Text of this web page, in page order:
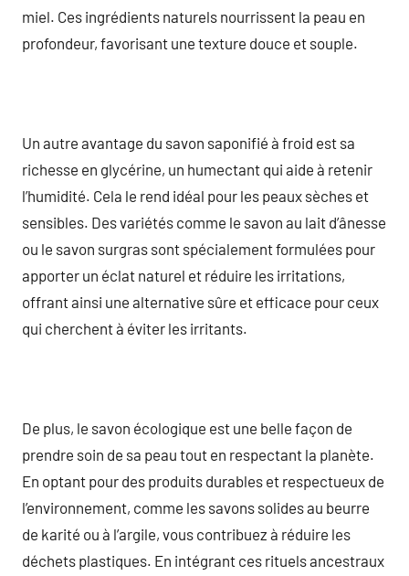
miel. Ces ingrédients naturels nourrissent la peau en
profondeur, favorisant une texture douce et souple.
Un autre avantage du savon saponifié à froid est sa
richesse en glycérine, un humectant qui aide à retenir
l’humidité. Cela le rend idéal pour les peaux sèches et
sensibles. Des variétés comme le savon au lait d’ânesse
ou le savon surgras sont spécialement formulées pour
apporter un éclat naturel et réduire les irritations,
offrant ainsi une alternative sûre et efficace pour ceux
qui cherchent à éviter les irritants.
De plus, le savon écologique est une belle façon de
prendre soin de sa peau tout en respectant la planète.
En optant pour des produits durables et respectueux de
l’environnement, comme les savons solides au beurre
de karité ou à l’argile, vous contribuez à réduire les
déchets plastiques. En intégrant ces rituels ancestraux